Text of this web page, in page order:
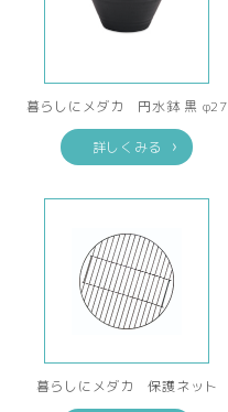
暮らしにメダカ 円水鉢 黒 φ27
詳しくみる
暮らしにメダカ 保護ネット